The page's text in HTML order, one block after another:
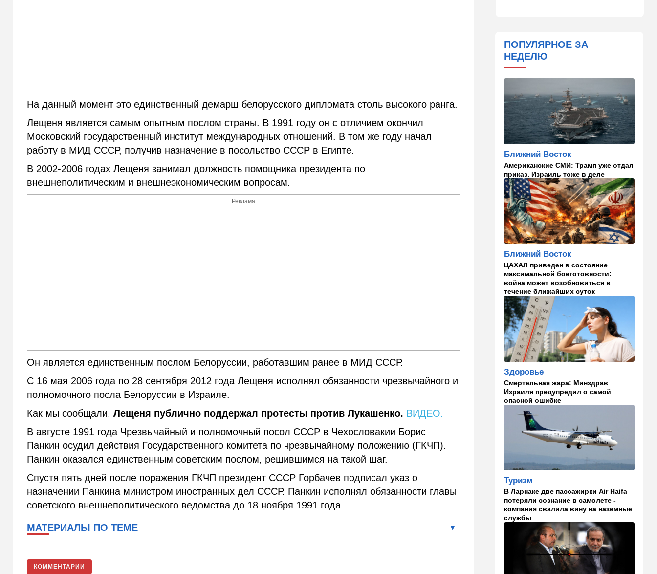
На данный момент это единственный демарш белорусского дипломата столь высокого ранга.
Лещеня является самым опытным послом страны. В 1991 году он с отличием окончил
Московский государственный институт международных отношений. В том же году начал
работу в МИД СССР, получив назначение в посольство СССР в Египте.
В 2002-2006 годах Лещеня занимал должность помощника президента по
внешнеполитическим и внешнеэкономическим вопросам.
Реклама
Он является единственным послом Белоруссии, работавшим ранее в МИД СССР.
С 16 мая 2006 года по 28 сентября 2012 года Лещеня исполнял обязанности чрезвычайного и
полномочного посла Белоруссии в Израиле.
Как мы сообщали,Лещеня публично поддержал протесты против Лукашенко. ВИДЕО.
В августе 1991 года Чрезвычайный и полномочный посол СССР в Чехословакии Борис
Панкин осудил действия Государственного комитета по чрезвычайному положению (ГКЧП).
Панкин оказался единственным советским послом, решившимся на такой шаг.
Спустя пять дней после поражения ГКЧП президент СССР Горбачев подписал указ о
назначении Панкина министром иностранных дел СССР. Панкин исполнял обязанности главы
советского внешнеполитического ведомства до 18 ноября 1991 года.
МАТЕРИАЛЫ ПО ТЕМЕ
КОММЕНТАРИИ
рабочих: ученые нашли
"общество одних королев"
09:02
что обязан знать каждый
владелец квартиры
09:01 В мире
Скандальная публикация
WP: один вопрос Трампа
неудобное положение
01:30 Точка вкуса
Средиземноморская диета
оказалась полезна не только
для сердца
01:03 Израиль
Погода в Израиле на
некоторых районах
температура понизится
23:57 Мнения
Война на износ
23:12 Новости Украины
Квартиры, ремонт и
Mercedes: экс-посла
Украины в США
подозревают в незаконном
обогащении
22:29 Ближний Восток
МИД Ирана: По Ормузскому
проливу почти
договорились, но Израиль и
США могут сорвать
соглашение
Марокканские военные
копируют опыт израильских
коллег
21:28 Выборы в Израиле
От Нетаниягу - к Либерману:
Дан Илуз присоединился к
НДИ
В мире
Грузия во тьме: столица
страны парализована
ПОПУЛЯРНОЕ ЗА
НЕДЕЛЮ
Ближний Восток
Американские СМИ: Трамп уже отдал
приказ, Израиль тоже в деле
Ближний Восток
ЦАХАЛ приведен в состояние
максимальной боеготовности:
война может возобновиться в
течение ближайших суток
Здоровье
Смертельная жара: Минздрав
Израиля предупредил о самой
опасной ошибке
Туризм
В Ларнаке две пассажирки Air Haifa
потеряли сознание в самолете -
компания свалила вину на наземные
службы